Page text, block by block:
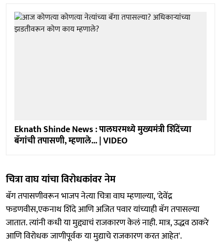
Eknath Shinde News : पालघरमध्ये मुख्यमंत्री शिंदेंच्या
बॅगांची तपासणी, म्हणाले... | VIDEO
चित्रा वाघ यांचा विरोधकांवर नेम
बॅग तपासणीवरून भाजप नेत्या चित्रा वाघ म्हणाल्या, 'देवेंद्र
फडणवीस,एकनाथ शिंदे आणि अजित पवार यांच्याही बॅग तपासल्या
जातात. त्यांनी कधी या मुद्द्याचं राजकारण केलं नाही. मात्र, उद्धव ठाकरे
आणि विरोधक जाणीपूर्वक या मुद्याचे राजकारण करत आहेत'.